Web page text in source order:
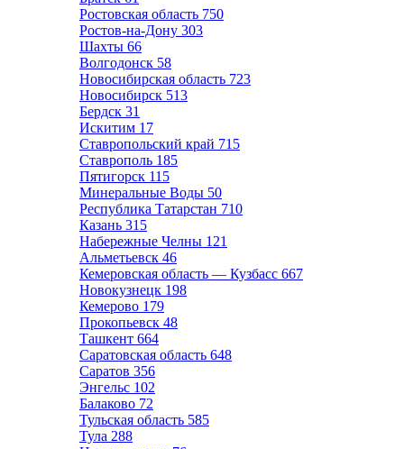
Ростовская область 750
Ростов-на-Дону 303
Шахты 66
Волгодонск 58
Новосибирская область 723
Новосибирск 513
Бердск 31
Искитим 17
Ставропольский край 715
Ставрополь 185
Пятигорск 115
Минеральные Воды 50
Республика Татарстан 710
Казань 315
Набережные Челны 121
Альметьевск 46
Кемеровская область — Кузбасс 667
Новокузнецк 198
Кемерово 179
Прокопьевск 48
Ташкент 664
Саратовская область 648
Саратов 356
Энгельс 102
Балаково 72
Тульская область 585
Тула 288